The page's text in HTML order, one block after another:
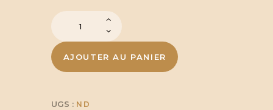
quantité
de
Robe
rebelle
AJOUTER AU PANIER
UGS : ND